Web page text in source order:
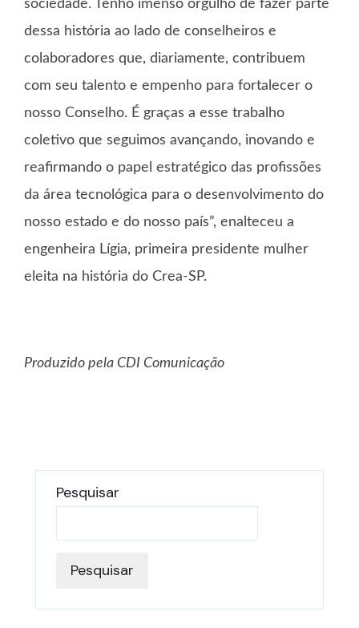
sociedade. Tenho imenso orgulho de fazer parte
dessa história ao lado de conselheiros e
colaboradores que, diariamente, contribuem
com seu talento e empenho para fortalecer o
nosso Conselho. É graças a esse trabalho
coletivo que seguimos avançando, inovando e
reafirmando o papel estratégico das profissões
da área tecnológica para o desenvolvimento do
nosso estado e do nosso país”, enalteceu a
engenheira Lígia, primeira presidente mulher
eleita na história do Crea-SP.
Produzido pela CDI Comunicação
Pesquisar
Pesquisar